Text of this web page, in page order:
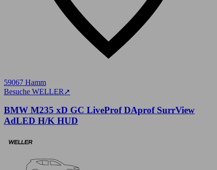
59067 Hamm
Besuche WELLER ➚
BMW M235 xD GC LiveProf DAprof SurrView
AdLED H/K HUD